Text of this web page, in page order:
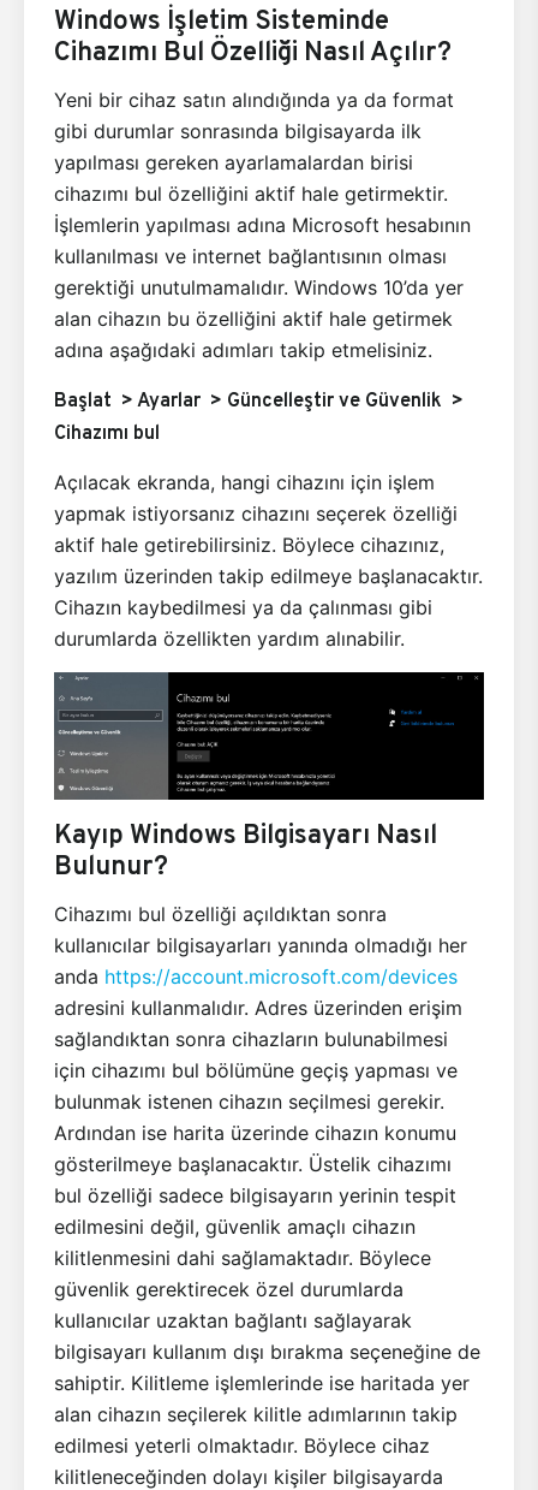
Windows İşletim Sisteminde
Cihazımı Bul Özelliği Nasıl Açılır?
Yeni bir cihaz satın alındığında ya da format
gibi durumlar sonrasında bilgisayarda ilk
yapılması gereken ayarlamalardan birisi
cihazımı bul özelliğini aktif hale getirmektir.
İşlemlerin yapılması adına Microsoft hesabının
kullanılması ve internet bağlantısının olması
gerektiği unutulmamalıdır. Windows 10’da yer
alan cihazın bu özelliğini aktif hale getirmek
adına aşağıdaki adımları takip etmelisiniz.
Başlat > Ayarlar > Güncelleştir ve Güvenlik >
Cihazımı bul
Açılacak ekranda, hangi cihazını için işlem
yapmak istiyorsanız cihazını seçerek özelliği
aktif hale getirebilirsiniz. Böylece cihazınız,
yazılım üzerinden takip edilmeye başlanacaktır.
Cihazın kaybedilmesi ya da çalınması gibi
durumlarda özellikten yardım alınabilir.
Kayıp Windows Bilgisayarı Nasıl
Bulunur?
Cihazımı bul özelliği açıldıktan sonra
kullanıcılar bilgisayarları yanında olmadığı her
anda https://account.microsoft.com/devices
adresini kullanmalıdır. Adres üzerinden erişim
sağlandıktan sonra cihazların bulunabilmesi
için cihazımı bul bölümüne geçiş yapması ve
bulunmak istenen cihazın seçilmesi gerekir.
Ardından ise harita üzerinde cihazın konumu
gösterilmeye başlanacaktır. Üstelik cihazımı
bul özelliği sadece bilgisayarın yerinin tespit
edilmesini değil, güvenlik amaçlı cihazın
kilitlenmesini dahi sağlamaktadır. Böylece
güvenlik gerektirecek özel durumlarda
kullanıcılar uzaktan bağlantı sağlayarak
bilgisayarı kullanım dışı bırakma seçeneğine de
sahiptir. Kilitleme işlemlerinde ise haritada yer
alan cihazın seçilerek kilitle adımlarının takip
edilmesi yeterli olmaktadır. Böylece cihaz
kilitleneceğinden dolayı kişiler bilgisayarda